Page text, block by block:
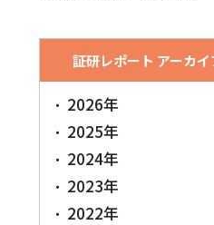
証研レポート アーカイ
2026年
2025年
2024年
2023年
2022年